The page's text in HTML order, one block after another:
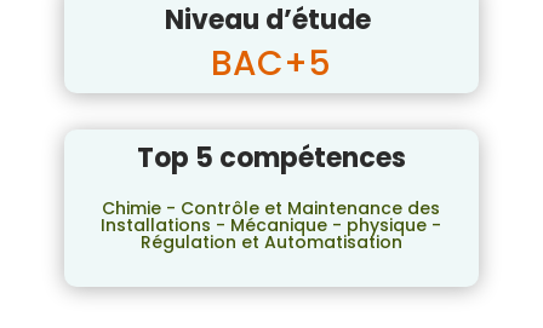
Niveau d’étude
BAC+5
Top 5 compétences
Chimie - Contrôle et Maintenance des
Installations - Mécanique - physique -
Régulation et Automatisation